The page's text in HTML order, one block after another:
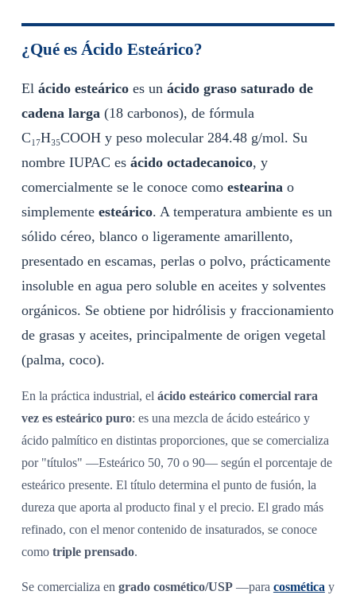
¿Qué es Ácido Esteárico?
El ácido esteáricoes un ácido graso saturado de
cadena larga(18 carbonos), de fórmula
C₁₇H₃₅COOH y peso molecular 284.48 g/mol. Su
nombre IUPAC es ácido octadecanoico, y
comercialmente se le conoce como estearinao
simplemente esteárico. A temperatura ambiente es un
sólido céreo, blanco o ligeramente amarillento,
presentado en escamas, perlas o polvo, prácticamente
insoluble en agua pero soluble en aceites y solventes
orgánicos. Se obtiene por hidrólisis y fraccionamiento
de grasas y aceites, principalmente de origen vegetal
(palma, coco).
En la práctica industrial, el ácido esteárico comercial rara
vez es esteárico puro: es una mezcla de ácido esteárico y
ácido palmítico en distintas proporciones, que se comercializa
por "títulos" —Esteárico 50, 70 o 90— según el porcentaje de
esteárico presente. El título determina el punto de fusión, la
dureza que aporta al producto final y el precio. El grado más
refinado, con el menor contenido de insaturados, se conoce
como triple prensado.
Se comercializa en grado cosmético/USP—para cosmética y